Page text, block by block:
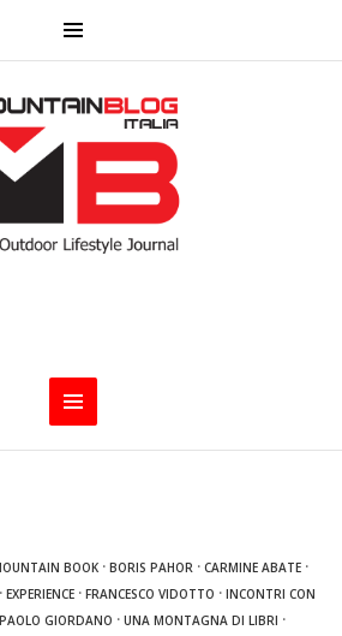
BOOK ·BORIS PAHOR ·CARMINE ABATE ·
·EXPERIENCE ·FRANCESCO VIDOTTO ·INCONTRI CON
PAOLO GIORDANO ·UNA MONTAGNA DI LIBRI ·